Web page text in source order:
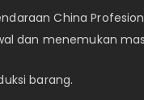
China
dan menemukan
barang.